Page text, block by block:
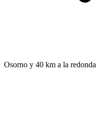
Osorno y 40 km a la redonda